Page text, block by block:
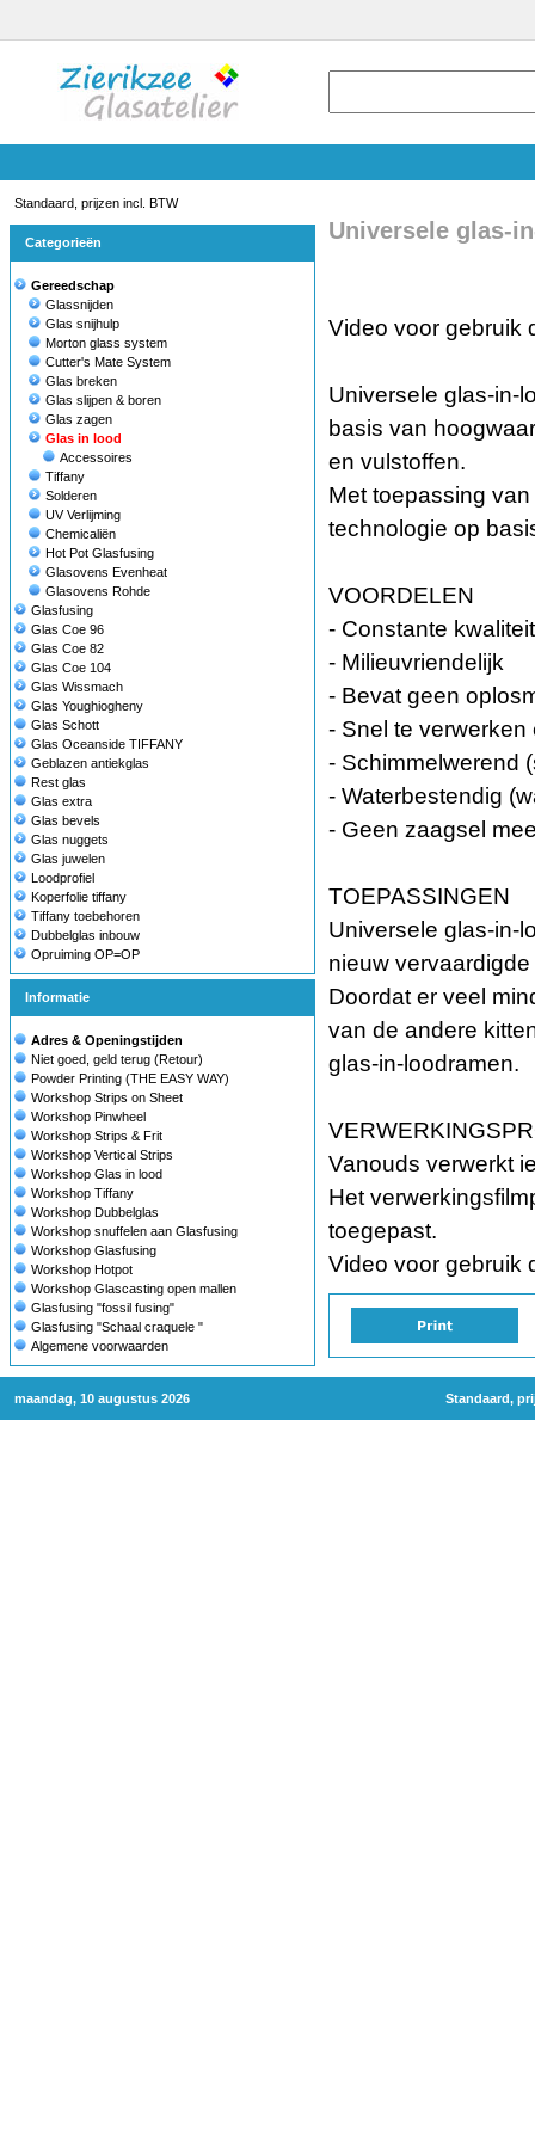
Standaard, prijzen incl. BTW
Categorieën
Gereedschap
Glassnijden
Glas snijhulp
Morton glass system
Cutter's Mate System
Glas breken
Glas slijpen & boren
Glas zagen
Glas in lood
Accessoires
Tiffany
Solderen
UV Verlijming
Chemicaliën
Hot Pot Glasfusing
Glasovens Evenheat
Glasovens Rohde
Glasfusing
Glas Coe 96
Glas Coe 82
Glas Coe 104
Glas Wissmach
Glas Youghiogheny
Glas Schott
Glas Oceanside TIFFANY
Geblazen antiekglas
Rest glas
Glas extra
Glas bevels
Glas nuggets
Glas juwelen
Loodprofiel
Koperfolie tiffany
Tiffany toebehoren
Dubbelglas inbouw
Opruiming OP=OP
Informatie
Adres & Openingstijden
Niet goed, geld terug (Retour)
Powder Printing (THE EASY WAY)
Workshop Strips on Sheet
Workshop Pinwheel
Workshop Strips & Frit
Workshop Vertical Strips
Workshop Glas in lood
Workshop Tiffany
Workshop Dubbelglas
Workshop snuffelen aan Glasfusing
Workshop Glasfusing
Workshop Hotpot
Workshop Glascasting open mallen
Glasfusing "fossil fusing"
Glasfusing "Schaal craquele "
Algemene voorwaarden
Universele glas-
Video voor gebruik
Universele glas-in-
basis van
en vulstoffen.
Met toepassing
technologie op
VOORDELEN
- Constante kwaliteit
- Milieuvriendelijk
- Bevat geen
- Snel te
- Schimmelwerend
- Waterbestendig
- Geen zaagsel
TOEPASSINGEN
Universele glas-in-
nieuw
Doordat er veel
van de andere
glas-in-loodramen.
Vanouds verwerkt
Het
toegepast.
Video voor gebruik
maandag, 10 augustus 2026 Standaard,